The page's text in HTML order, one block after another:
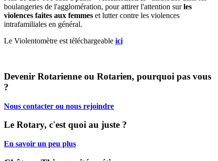
boulangeries de l'agglomération, pour attirer l'attention surles
violences faites aux femmes et lutter contre les violences
intrafamiliales en général.
Le Violentomètre est téléchargeable ici
Devenir Rotarienne ou Rotarien, pourquoi pas vous
?
Nous contacter ou nous rejoindre
Le Rotary, c'est quoi au juste ?
En savoir un peu plus